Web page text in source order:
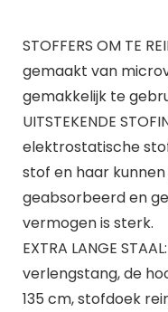
STOFFERS OM TE
gemaakt van
gemakkelijk te
UITSTEKENDE
elektrostatische
stof en haar
geabsorbeerd en
vermogen is sterk.
EXTRA LANGE
verlengstang, de
135 cm, stofdoek